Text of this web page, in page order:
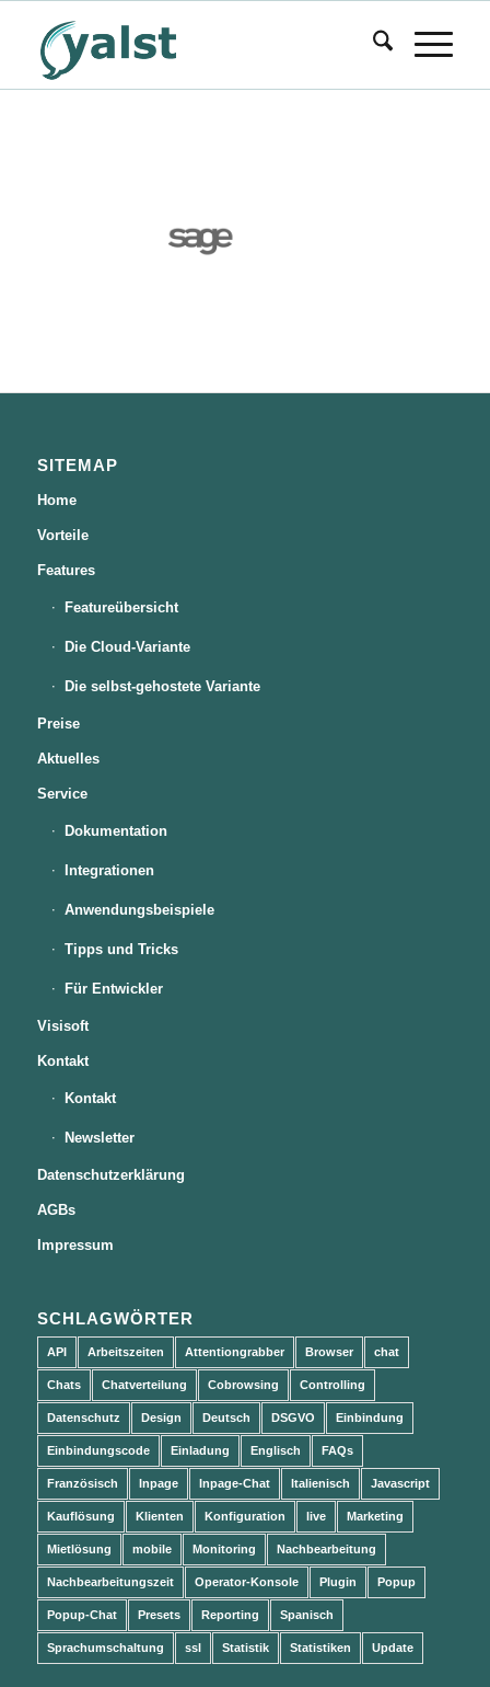
SITEMAP
Home
Vorteile
Features
Featureübersicht
Die Cloud-Variante
Die selbst-gehostete Variante
Preise
Aktuelles
Service
Dokumentation
Integrationen
Anwendungsbeispiele
Tipps und Tricks
Für Entwickler
Visisoft
Kontakt
Kontakt
Newsletter
Datenschutzerklärung
AGBs
Impressum
SCHLAGWÖRTER
API Arbeitszeiten Attentiongrabber Browser chat
Chats Chatverteilung Cobrowsing Controlling
Datenschutz Design Deutsch DSGVO Einbindung
Einbindungscode Einladung Englisch FAQs
Französisch Inpage Inpage-Chat Italienisch Javascript
Kauflösung Klienten Konfiguration live Marketing
Mietlösung mobile Monitoring Nachbearbeitung
Nachbearbeitungszeit Operator-Konsole Plugin Popup
Popup-Chat Presets Reporting Spanisch
Sprachumschaltung ssl Statistik Statistiken Update